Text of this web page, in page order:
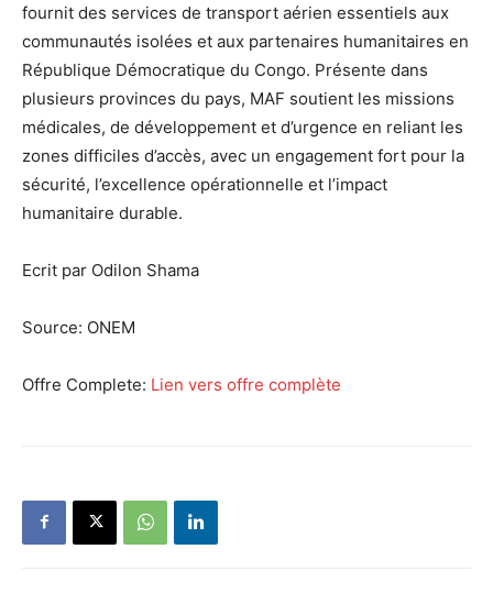
fournit des services de transport aérien essentiels aux
communautés isolées et aux partenaires humanitaires en
République Démocratique du Congo. Présente dans
plusieurs provinces du pays, MAF soutient les missions
médicales, de développement et d’urgence en reliant les
zones difficiles d’accès, avec un engagement fort pour la
sécurité, l’excellence opérationnelle et l’impact
humanitaire durable.
Ecrit par Odilon Shama
Source: ONEM
Offre Complete: Lien vers offre complète